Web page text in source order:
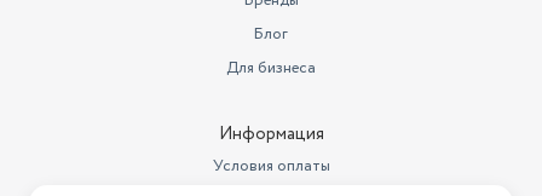
Блог
Для бизнеса
Информация
Условия оплаты